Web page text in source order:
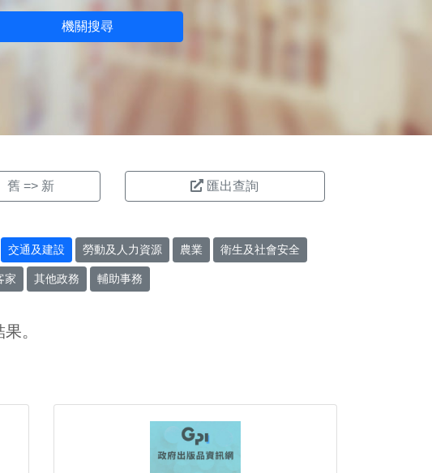
機關搜尋
舊 => 新 匯出查詢
交通及建設 勞動及人力資源 農業 衛生及社會安全
家 其他政務 輔助事務
。